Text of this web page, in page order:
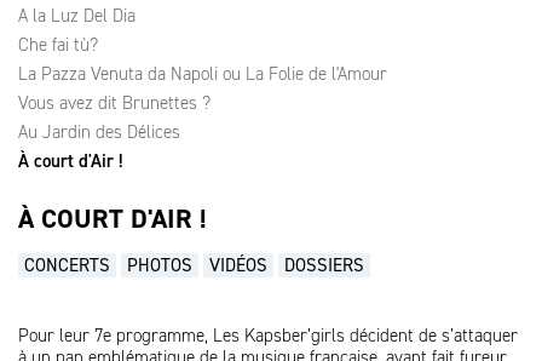
A la Luz Del Dia
Che fai tù?
La Pazza Venuta da Napoli ou La Folie de l'Amour
Vous avez dit Brunettes ?
Au Jardin des Délices
À court d'Air !
À COURT D'AIR !
CONCERTS PHOTOS VIDÉOS DOSSIERS
Pour leur 7e programme, Les Kapsber’girls décident de s’attaquer